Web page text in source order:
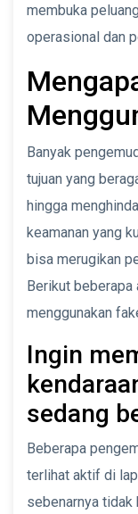
membuka
operasional dan
Banyak
tujuan yang
hingga
keamanan yang
bisa merugikan
Berikut beberapa
menggunakan
Ingin
sedang
Beberapa
terlihat aktif di
sebenarnya tidak